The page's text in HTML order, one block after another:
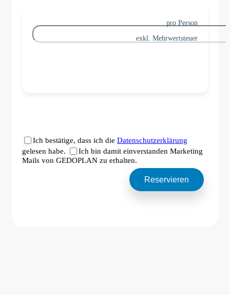
pro Person
exkl. Mehrwertsteuer
Ich bestätige, dass ich die Datenschutzerklärung
gelesen habe.
Ich bin damit einverstanden Marketing
Mails von GEDOPLAN zu erhalten.